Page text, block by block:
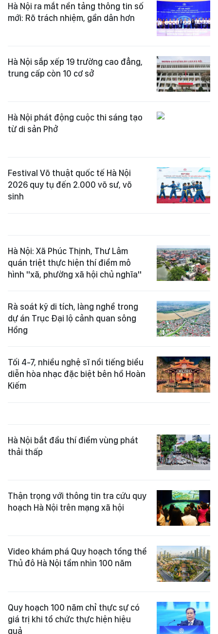
Hà Nội ra mắt nền tảng thông tin số
mới: Rõ trách nhiệm, gần dân hơn
Hà Nội sắp xếp 19 trường cao đẳng,
trung cấp còn 10 cơ sở
Hà Nội phát động cuộc thi sáng tạo
từ di sản Phở
Festival Võ thuật quốc tế Hà Nội
2026 quy tụ đến 2.000 võ sư, võ
sinh
Hà Nội: Xã Phúc Thịnh, Thư Lâm
quán triệt thực hiện thí điểm mô
hình "xã, phường xã hội chủ nghĩa"
Rà soát kỹ di tích, làng nghề trong
dự án Trục Đại lộ cảnh quan sông
Hồng
Tối 4-7, nhiều nghệ sĩ nổi tiếng biểu
diễn hòa nhạc đặc biệt bên hồ Hoàn
Kiếm
Hà Nội bắt đầu thí điểm vùng phát
thải thấp
Thận trọng với thông tin tra cứu quy
hoạch Hà Nội trên mạng xã hội
Video khám phá Quy hoạch tổng thể
Thủ đô Hà Nội tầm nhìn 100 năm
Quy hoạch 100 năm chỉ thực sự có
giá trị khi tổ chức thực hiện hiệu
quả